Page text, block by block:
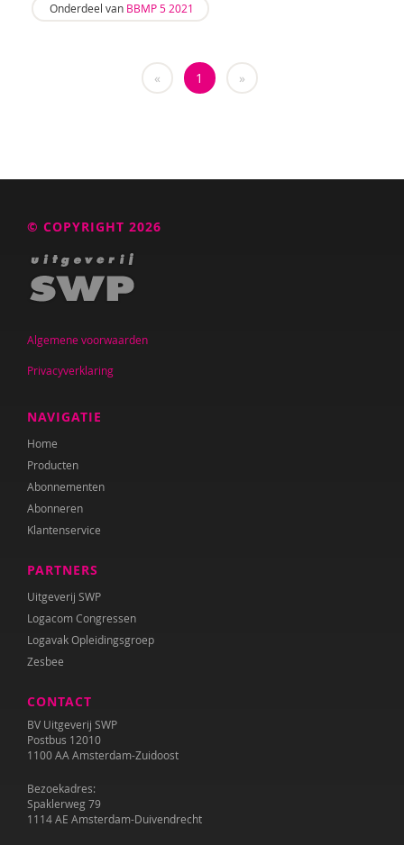
Onderdeel van BBMP 5 2021
« 1 »
© COPYRIGHT 2026
Algemene voorwaarden
Privacyverklaring
NAVIGATIE
Home
Producten
Abonnementen
Abonneren
Klantenservice
PARTNERS
Uitgeverij SWP
Logacom Congressen
Logavak Opleidingsgroep
Zesbee
CONTACT
BV Uitgeverij SWP
Postbus 12010
1100 AA Amsterdam-Zuidoost
Bezoekadres:
Spaklerweg 79
1114 AE Amsterdam-Duivendrecht